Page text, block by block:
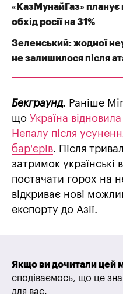
«КазМунайГаз» планує
обхід росії на 31%
Зеленський: жодної
не залишилося після
Бекграунд. Раніше
що Україна
Непалу після
бар’єрів. Після
затримок
постачати горох на
відкриває нові
експорту до Азії.
Якщо ви дочитали цей
сподіваємось, що це
для вас.